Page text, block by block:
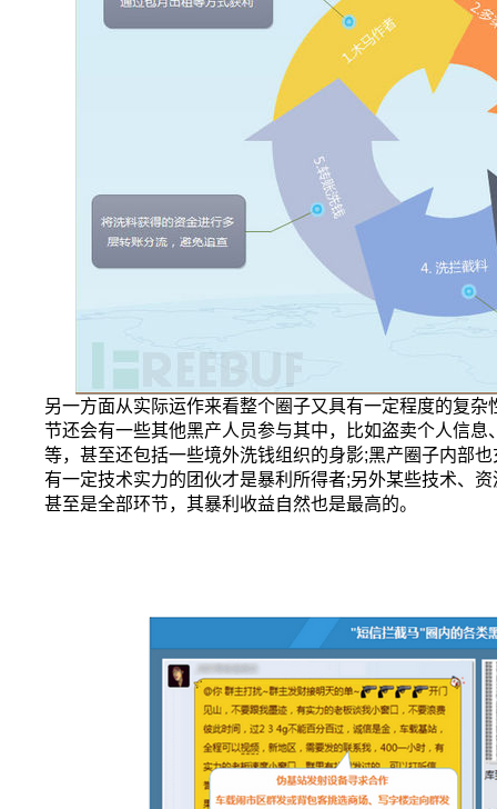
另一方面从实际运作来看整个圈子又具有一定程度的复
节还会有一些其他黑产人员参与其中，比如盗卖个人信
等，甚至还包括一些境外洗钱组织的身影;黑产圈子内部
有一定技术实力的团伙才是暴利所得者;另外某些技术、
甚至是全部环节，其暴利收益自然也是最高的。